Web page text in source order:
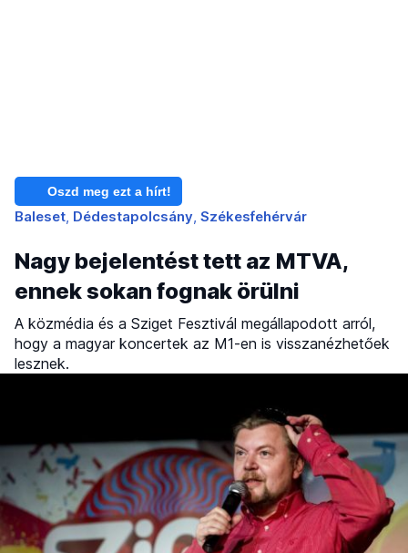
Oszd meg ezt a hírt!
Baleset Dédestapolcsány Székesfehérvár
Nagy bejelentést tett az MTVA,
ennek sokan fognak örülni
A közmédia és a Sziget Fesztivál megállapodott arról,
hogy a magyar koncertek az M1-en is visszanézhetőek
lesznek.